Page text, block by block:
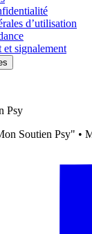
d’utilisation
et signalement
Psy
Soutien Psy" •